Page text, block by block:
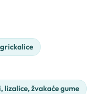
žvakaće gume